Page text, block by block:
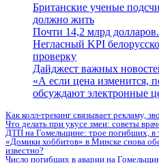
Британские ученые
должно жить
Почти 14,2 млрд
Негласный KPI
проверку
Дайджест важных
«А если цена изменится,
обсуждают электронные
Как колл-трекинг связывает рекламу,
Что делать при укусе змеи: советы
ДТП на Гомельщине: трое погибших, в
«Домики хоббитов» в Минске снова
известно?
Число погибших в аварии на